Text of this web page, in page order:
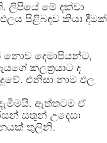
මේ දක්වා
පිළිබඳව කියා දීමක්
නොව දෙමාපියන්ට,
කලත්‍රයාට ද
එනිසා නාම ඵල
ඇත්තටම ඒ
සතුන් උදෙසා
තුලිනි.